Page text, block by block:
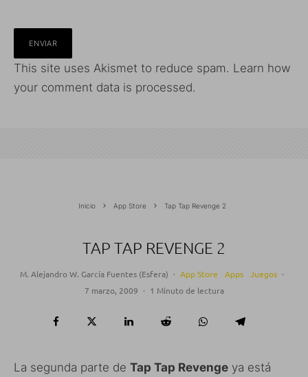
This site uses Akismet to reduce spam. Learn how
your comment data is processed.
Inicio App Store Tap Tap Revenge 2
TAP TAP REVENGE 2
M. Alejandro W. García Fuentes (Esfera) · App Store Apps Juegos ·
7 marzo, 2009 · 1 Minuto de lectura
La segunda parte de Tap Tap Revenge ya está